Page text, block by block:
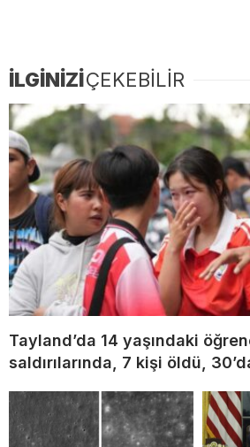
İLGİNİZİÇEKEBİLİR
Tayland’da 14 yaşındaki
saldırılarında, 7 kişi öldü,